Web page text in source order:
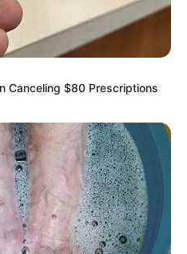
Canceling $80 Prescriptions